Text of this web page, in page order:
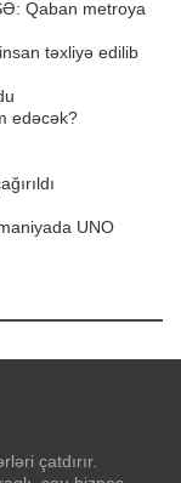
Qaban metroya
təxliyə edilib
edəcək?
UNO
çatdırır.